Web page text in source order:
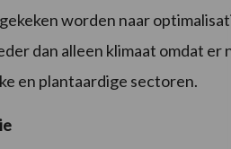
worden naar
dan alleen klimaat omdat er
en plantaardige sectoren.